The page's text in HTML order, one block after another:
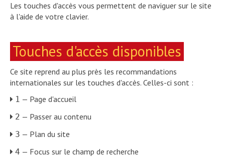
Les touches d'accès vous permettent de naviguer sur le site
à l'aide de votre clavier.
Touches d'accès disponibles
Ce site reprend au plus près les recommandations
internationales sur les touches d'accès. Celles-ci sont :
1 — Page d'accueil
2 — Passer au contenu
3 — Plan du site
4 — Focus sur le champ de recherche